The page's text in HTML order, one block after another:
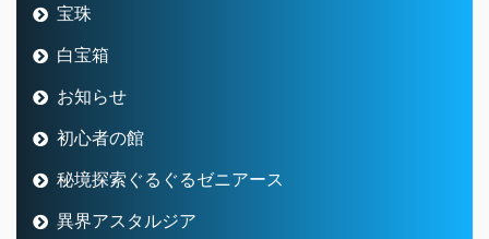
宝珠
白宝箱
お知らせ
初心者の館
秘境探索ぐるぐるゼニアース
異界アスタルジア